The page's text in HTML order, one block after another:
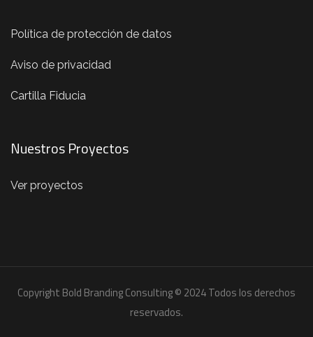
Política de protección de datos
Aviso de privacidad
Cartilla Fiducia
Nuestros Proyectos
Ver proyectos
Copyright Bold Branding Consulting © 2024 Todos los derechos
reservados.